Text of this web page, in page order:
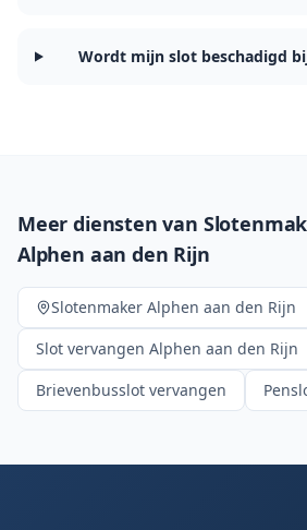
Wordt mijn slot beschadigd
Meer diensten van
Alphen aan den Rijn
Slotenmaker Alphen aan den Rijn
Slot vervangen Alphen aan den Rijn
Brievenbusslot vervangen